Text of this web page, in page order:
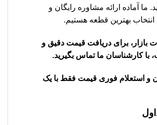
ما آماده ارائه مشاوره رایگان و
انتخاب بهترین قطعه هستیم.
بازار، برای دریافت قیمت دقیق و
با کارشناسان ما تماس بگیرید.
و استعلام فوری قیمت فقط با یک